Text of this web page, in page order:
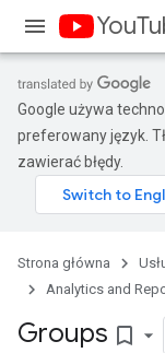
Google używa
preferowany język.
zawierać błędy.
Strona główna
Analytics and
Groups bookmark_border